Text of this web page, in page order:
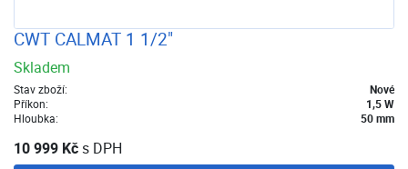
CWT CALMAT 1 1/2"
Skladem
Stav zboží:
Nové
Příkon:
1,5 W
Hloubka:
50 mm
10 999 Kčs DPH